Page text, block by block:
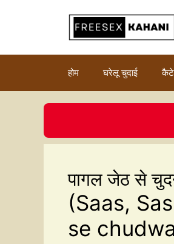
होम घरेलू चुदाई
पागल जेठ से
(Saas,
se